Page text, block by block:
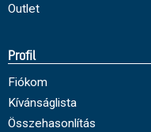
Outlet
Profil
Fiókom
Kívánságlista
Összehasonlítás